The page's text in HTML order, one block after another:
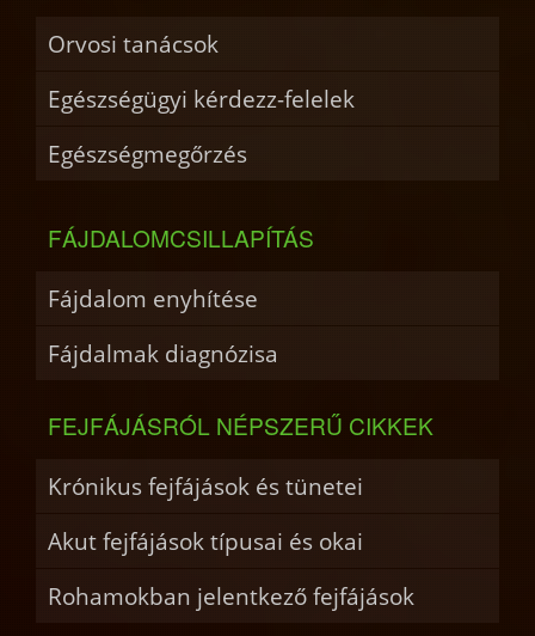
Orvosi tanácsok
Egészségügyi kérdezz-felelek
Egészségmegőrzés
FÁJDALOMCSILLAPÍTÁS
Fájdalom enyhítése
Fájdalmak diagnózisa
FEJFÁJÁSRÓL NÉPSZERŰ CIKKEK
Krónikus fejfájások és tünetei
Akut fejfájások típusai és okai
Rohamokban jelentkező fejfájások